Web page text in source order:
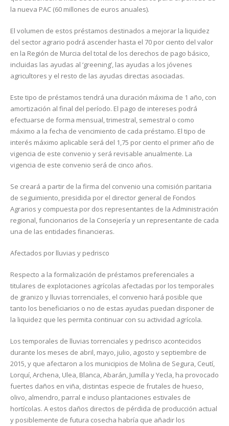
la nueva PAC (60 millones de euros anuales).
El volumen de estos préstamos destinados a mejorar la liquidez
del sector agrario podrá ascender hasta el 70 por ciento del valor
en la Región de Murcia del total de los derechos de pago básico,
incluidas las ayudas al ‘greening’, las ayudas a los jóvenes
agricultores y el resto de las ayudas directas asociadas.
Este tipo de préstamos tendrá una duración máxima de 1 año, con
amortización al final del período. El pago de intereses podrá
efectuarse de forma mensual, trimestral, semestral o como
máximo a la fecha de vencimiento de cada préstamo. El tipo de
interés máximo aplicable será del 1,75 por ciento el primer año de
vigencia de este convenio y será revisable anualmente. La
vigencia de este convenio será de cinco años.
Se creará a partir de la firma del convenio una comisión paritaria
de seguimiento, presidida por el director general de Fondos
Agrarios y compuesta por dos representantes de la Administración
regional, funcionarios de la Consejería y un representante de cada
una de las entidades financieras.
Afectados por lluvias y pedrisco
Respecto a la formalización de préstamos preferenciales a
titulares de explotaciones agrícolas afectadas por los temporales
de granizo y lluvias torrenciales, el convenio hará posible que
tanto los beneficiarios o no de estas ayudas puedan disponer de
la liquidez que les permita continuar con su actividad agrícola.
Los temporales de lluvias torrenciales y pedrisco acontecidos
durante los meses de abril, mayo, julio, agosto y septiembre de
2015, y que afectaron a los municipios de Molina de Segura, Ceutí,
Lorquí, Archena, Ulea, Blanca, Abarán, Jumilla y Yecla, ha provocado
fuertes daños en viña, distintas especie de frutales de hueso,
olivo, almendro, parral e incluso plantaciones estivales de
hortícolas. A estos daños directos de pérdida de producción actual
y posiblemente de futura cosecha habría que añadir los